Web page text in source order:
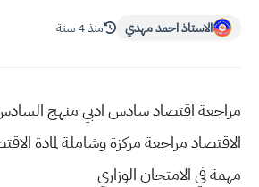
الاستاذ احمد مهدي منذ 4 سنة
مراجعة اقتصاد سادس ادبي منهج السادس
الاقتصاد مراجعة مركزة وشاملة لمادة
مهمة في الامتحان الوزاري